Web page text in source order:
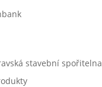
stavební spořitelna